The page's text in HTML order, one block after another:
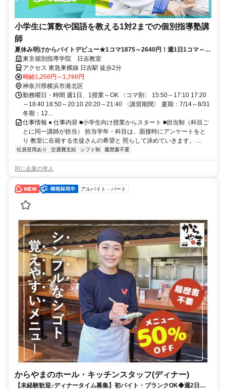
小学生に算数や国語を教える1対2までの個別指導塾講
師
夏休み明けからバイトデビュー★1コマ1875～2640円！週1日1コマ～私
服でok◎
東京個別指導学院 日吉教室
アクセス 東急東横線 日吉駅 徒歩2分
時給1,250円～1,760円
神奈川県横浜市港北区
勤務曜日・時間 週1日、1授業～OK 〈コマ割〉 15:50～17:10 17:20
～18:40 18:50～20:10 20:20～21:40 〈講習期間〉 夏期：7/14～8/31
冬期：12...
仕事情報 ● 仕事内容 ■小学生向け授業からスタート ■担当制（科目ご
とに同一講師が担当） 担当学年・科目は、面接時にアンケートをと
り 教室に在籍する生徒さんの希望と 照らして決めていきます。 ...
社員登用あり 交通費支給 シフト制 履歴書不要
同じ企業の求人
アルバイト・パート
からやまのホール・キッチンスタッフ(ディナー)
【未経験歓迎♪ディナータイム募集】初バイト・ブランクOK◆週2日～